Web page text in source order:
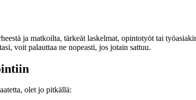
ja matkoilta, tärkeät laskelmat, opintotyöt tai
voit palauttaa ne nopeasti, jos jotain sattuu.
olet jo pitkällä: